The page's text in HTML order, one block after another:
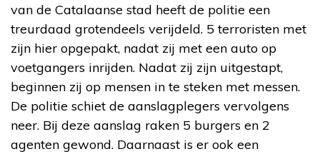
van de Catalaanse stad heeft de politie een
treurdaad grotendeels verijdeld. 5 terroristen met
zijn hier opgepakt, nadat zij met een auto op
voetgangers inrijden. Nadat zij zijn uitgestapt,
beginnen zij op mensen in te steken met messen.
De politie schiet de aanslagplegers vervolgens
neer. Bij deze aanslag raken 5 burgers en 2
agenten gewond. Daarnaast is er ook een